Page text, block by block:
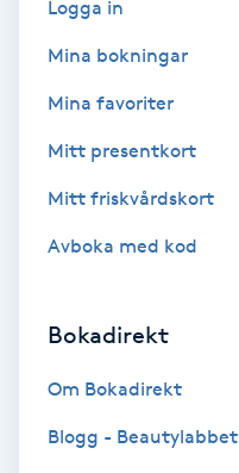
Klippning ungdom
Koppningsmassage
Kosmetisk tatuering
Kroppspeeling
Logga in
Mina bokningar
Mina favoriter
Mitt presentkort
Mitt friskvårdskort
Avboka med kod
Bokadirekt
Om Bokadirekt
Blogg - Beautylabbet